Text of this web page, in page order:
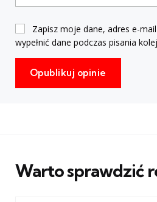
Zapisz moje dane, adres e-
wypełnić dane podczas pisania
Warto sprawdzić